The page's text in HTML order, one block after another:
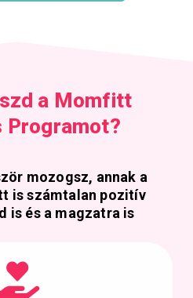
a Momfitt
Programot?
mozogsz, annak a
is számtalan pozitív
is és a magzatra is